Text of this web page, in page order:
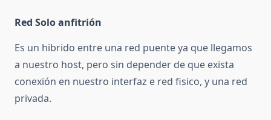
Red Solo anfitrión
Es un hibrido entre una red puente ya que llegamos
a nuestro host, pero sin depender de que exista
conexión en nuestro interfaz e red fisico, y una red
privada.